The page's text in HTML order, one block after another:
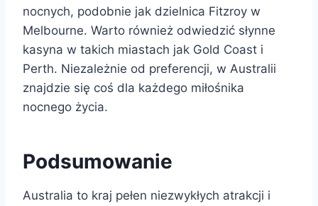
nocnych, podobnie jak dzielnica Fitzroy w
Melbourne. Warto również odwiedzić słynne
kasyna w takich miastach jak Gold Coast i
Perth. Niezależnie od preferencji, w Australii
znajdzie się coś dla każdego miłośnika
nocnego życia.
Podsumowanie
Australia to kraj pełen niezwykłych atrakcji i